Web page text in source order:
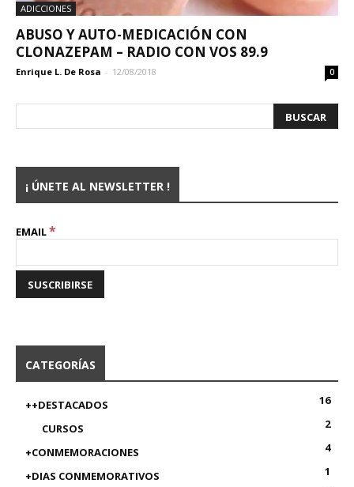
ADICCIONES
ABUSO Y AUTO-MEDICACIÓN CON
CLONAZEPAM – RADIO CON VOS 89.9
Enrique L. De Rosa - 12/08/2018 0
¡ ÚNETE AL NEWSLETTER !
EMAIL*
CATEGORÍAS
++DESTACADOS
16
CURSOS
2
+CONMEMORACIONES
4
+DIAS CONMEMORATIVOS
1